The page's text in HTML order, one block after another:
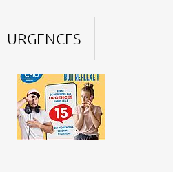
URGENCES